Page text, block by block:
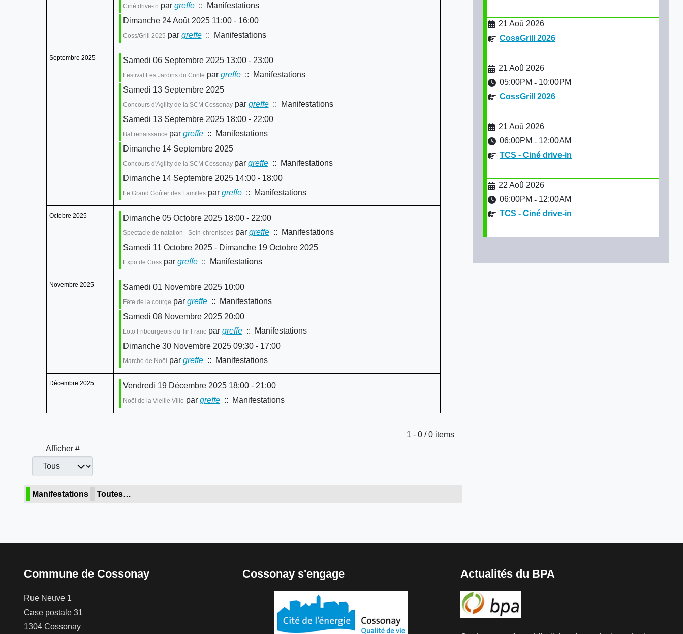
21 Aoû 2026
CossGrill 2026
21 Aoû 2026
05:00PM - 10:00PM
CossGrill 2026
21 Aoû 2026
06:00PM - 12:00AM
TCS - Ciné drive-in
22 Aoû 2026
06:00PM - 12:00AM
TCS - Ciné drive-in
Ciné drive-in par greffe:: Manifestations
Dimanche 24 Août 2025 11:00 - 16:00
Coss/Grill 2025 par greffe:: Manifestations
Septembre 2025 Samedi 06 Septembre 2025 13:00 - 23:00
Festival Les Jardins du Conte par greffe:: Manifestations
Samedi 13 Septembre 2025
Concours d'Agility de la SCM Cossonaypar greffe:: Manifestations
Samedi 13 Septembre 2025 18:00 - 22:00
Bal renaissance par greffe:: Manifestations
Dimanche 14 Septembre 2025
Concours d'Agility de la SCM Cossonay par greffe:: Manifestations
Dimanche 14 Septembre 2025 14:00 - 18:00
Le Grand Goûter des Famillespar greffe:: Manifestations
Octobre 2025 Dimanche 05 Octobre 2025 18:00 - 22:00
Spectacle de natation - Sein-chroniséespar greffe:: Manifestations
Samedi 11 Octobre 2025 - Dimanche 19 Octobre 2025
Expo de Cosspar greffe:: Manifestations
Novembre 2025 Samedi 01 Novembre 2025 10:00
Fête de la courge par greffe:: Manifestations
Samedi 08 Novembre 2025 20:00
Loto Fribourgeois du Tir Francpar greffe:: Manifestations
Dimanche 30 Novembre 2025 09:30 - 17:00
Marché de Noël par greffe:: Manifestations
Décembre 2025 Vendredi 19 Décembre 2025 18:00 - 21:00
Noël de la Vieille Ville par greffe:: Manifestations
1 - 0 / 0 items
Afficher #
Manifestations Toutes…
Commune de Cossonay
Rue Neuve 1
Case postale 31
1304 Cossonay
Cossonay s'engage Actualités du BPA